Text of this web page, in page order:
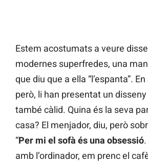
Estem acostumats a veure
modernes superfredes, una
que diu que a ella “l’espanta”.
però, li han presentat un
també càlid. Quina és la seva
casa? El menjador, diu, però
“Per mi el sofà és una obsessió
amb l’ordinador, em prenc el